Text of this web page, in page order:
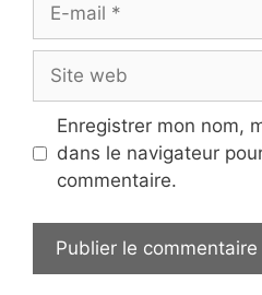
Site
web
Enregistrer mon nom,
dans le navigateur
commentaire.